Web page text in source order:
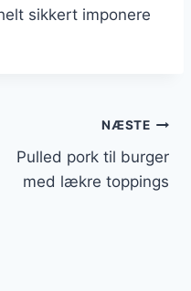
sikkert imponere
NÆSTE
Pulled pork til burger
med lækre toppings